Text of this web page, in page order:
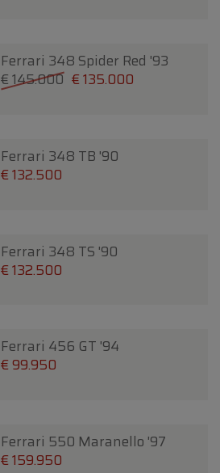
Ferrari 348 Spider Red '93
€ 145.000 € 135.000
Ferrari 348 TB '90
€ 132.500
Ferrari 348 TS '90
€ 132.500
Ferrari 456 GT '94
€ 99.950
Ferrari 550 Maranello '97
€ 159.950